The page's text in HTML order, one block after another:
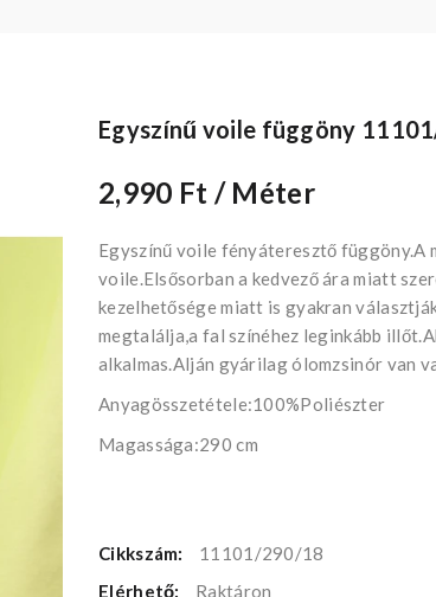
Egyszínű voile függöny
2,990 Ft / Méter
Egyszínű voile fényáteresztő függöny.A
voile.Elsősorban a kedvező ára miatt
kezelhetősége miatt is gyakran
megtalálja,a fal színéhez leginkább
alkalmas.Alján gyárilag ólomzsinór van
Anyagösszetétele:100%Poliészter
Magassága:290 cm
Cikkszám:
11101/290/18
Elérhető:
Raktáron